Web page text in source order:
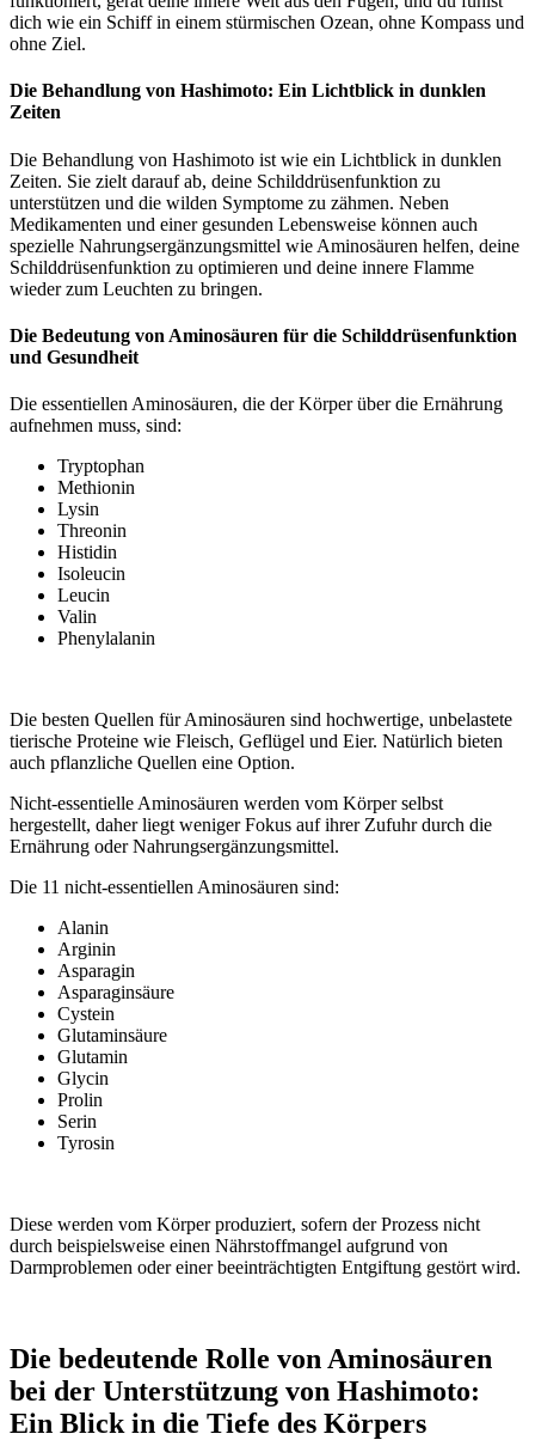
dich wie ein Schiff in einem stürmischen Ozean, ohne Kompass und
ohne Ziel.
Die Behandlung von Hashimoto: Ein Lichtblick in dunklen
Zeiten
Die Behandlung von Hashimoto ist wie ein Lichtblick in dunklen
Zeiten. Sie zielt darauf ab, deine Schilddrüsenfunktion zu
unterstützen und die wilden Symptome zu zähmen. Neben
Medikamenten und einer gesunden Lebensweise können auch
spezielle Nahrungsergänzungsmittel wie Aminosäuren helfen, deine
Schilddrüsenfunktion zu optimieren und deine innere Flamme
wieder zum Leuchten zu bringen.
Die Bedeutung von Aminosäuren für die Schilddrüsenfunktion
und Gesundheit
Die essentiellen Aminosäuren, die der Körper über die Ernährung
aufnehmen muss, sind:
Tryptophan
Methionin
Lysin
Threonin
Histidin
Isoleucin
Leucin
Valin
Phenylalanin
Die besten Quellen für Aminosäuren sind hochwertige, unbelastete
tierische Proteine wie Fleisch, Geflügel und Eier. Natürlich bieten
auch pflanzliche Quellen eine Option.
Nicht-essentielle Aminosäuren werden vom Körper selbst
hergestellt, daher liegt weniger Fokus auf ihrer Zufuhr durch die
Ernährung oder Nahrungsergänzungsmittel.
Die 11 nicht-essentiellen Aminosäuren sind:
Alanin
Arginin
Asparagin
Asparaginsäure
Cystein
Glutaminsäure
Glutamin
Glycin
Prolin
Serin
Tyrosin
Diese werden vom Körper produziert, sofern der Prozess nicht
durch beispielsweise einen Nährstoffmangel aufgrund von
Darmproblemen oder einer beeinträchtigten Entgiftung gestört wird.
Die bedeutende Rolle von Aminosäuren
bei der Unterstützung von Hashimoto:
Ein Blick in die Tiefe des Körpers